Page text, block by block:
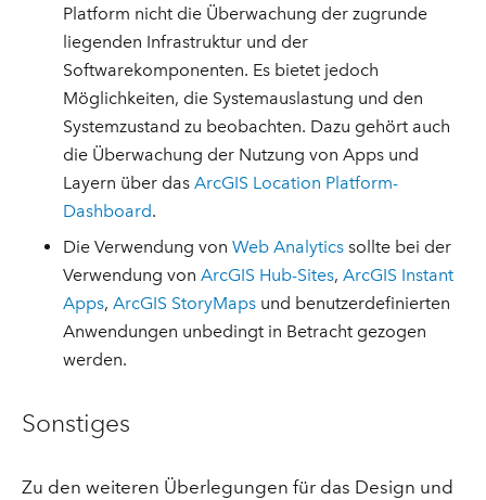
Platform nicht die Überwachung der zugrunde
liegenden Infrastruktur und der
Softwarekomponenten. Es bietet jedoch
Möglichkeiten, die Systemauslastung und den
Systemzustand zu beobachten. Dazu gehört auch
die Überwachung der Nutzung von Apps und
Layern über dasArcGIS Location Platform-
Dashboard.
Die Verwendung vonWeb Analytics sollte bei der
Verwendung vonArcGIS Hub-Sites,ArcGIS Instant
Apps,ArcGIS StoryMaps und benutzerdefinierten
Anwendungen unbedingt in Betracht gezogen
werden.
Sonstiges
Zu den weiteren Überlegungen für das Design und